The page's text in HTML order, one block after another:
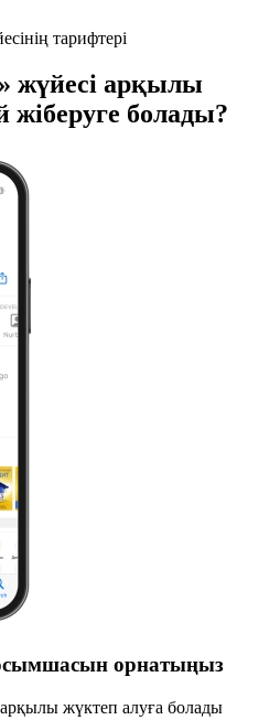
тарифтері
жүйесі арқылы
болады?
орнатыңыз
жүктеп алуға болады